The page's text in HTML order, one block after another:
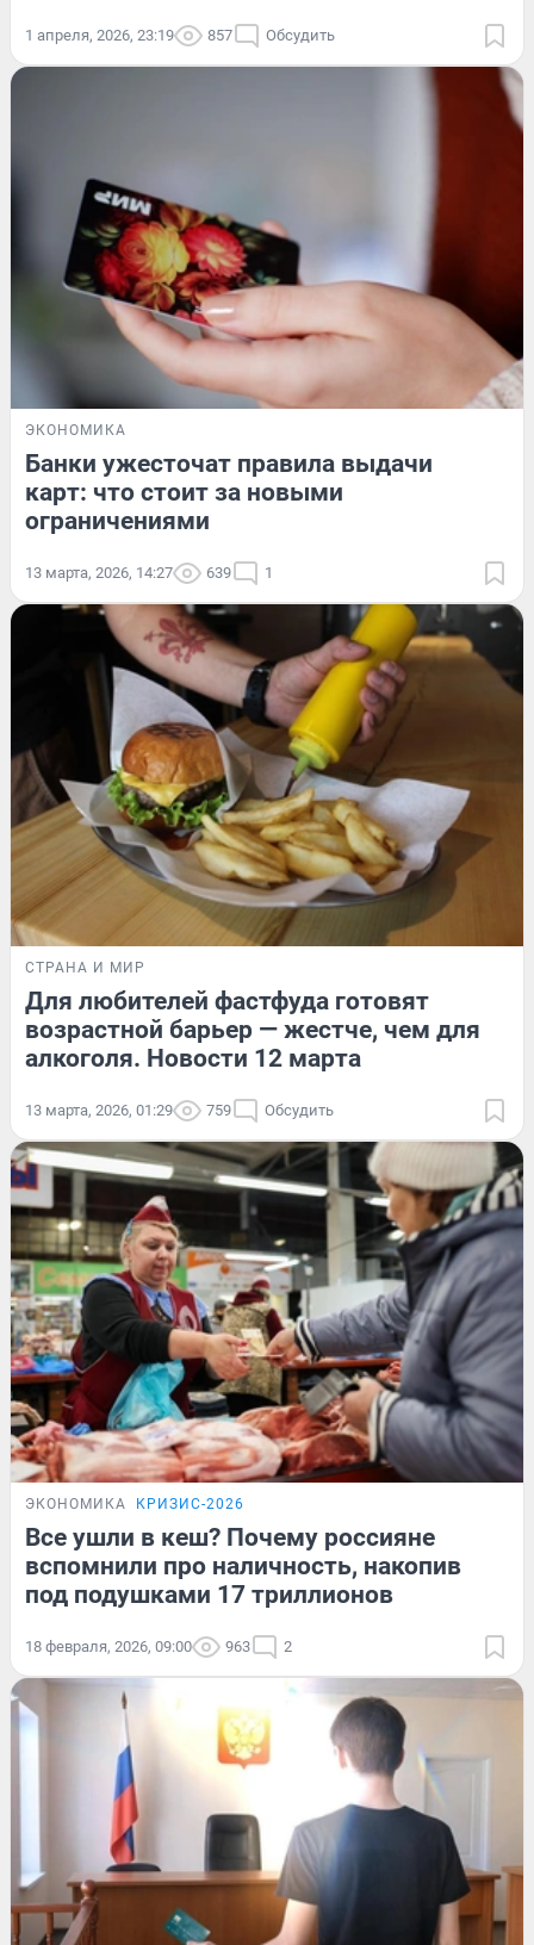
1 апреля, 2026, 23:19 857 Обсудить
ЭКОНОМИКА
Банки ужесточат правила выдачи
карт: что стоит за новыми
ограничениями
13 марта, 2026, 14:27 639 1
СТРАНА И МИР
Для любителей фастфуда готовят
возрастной барьер — жестче, чем для
алкоголя. Новости 12 марта
13 марта, 2026, 01:29 759 Обсудить
ЭКОНОМИКА КРИЗИС-2026
Все ушли в кеш? Почему россияне
вспомнили про наличность, накопив
под подушками 17 триллионов
18 февраля, 2026, 09:00 963 2